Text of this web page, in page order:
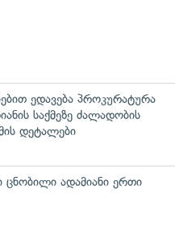
ედავება პროკურატურა
საქმეზე ძალადობის
დეტალები
ცნობილი ადამიანი ერთი